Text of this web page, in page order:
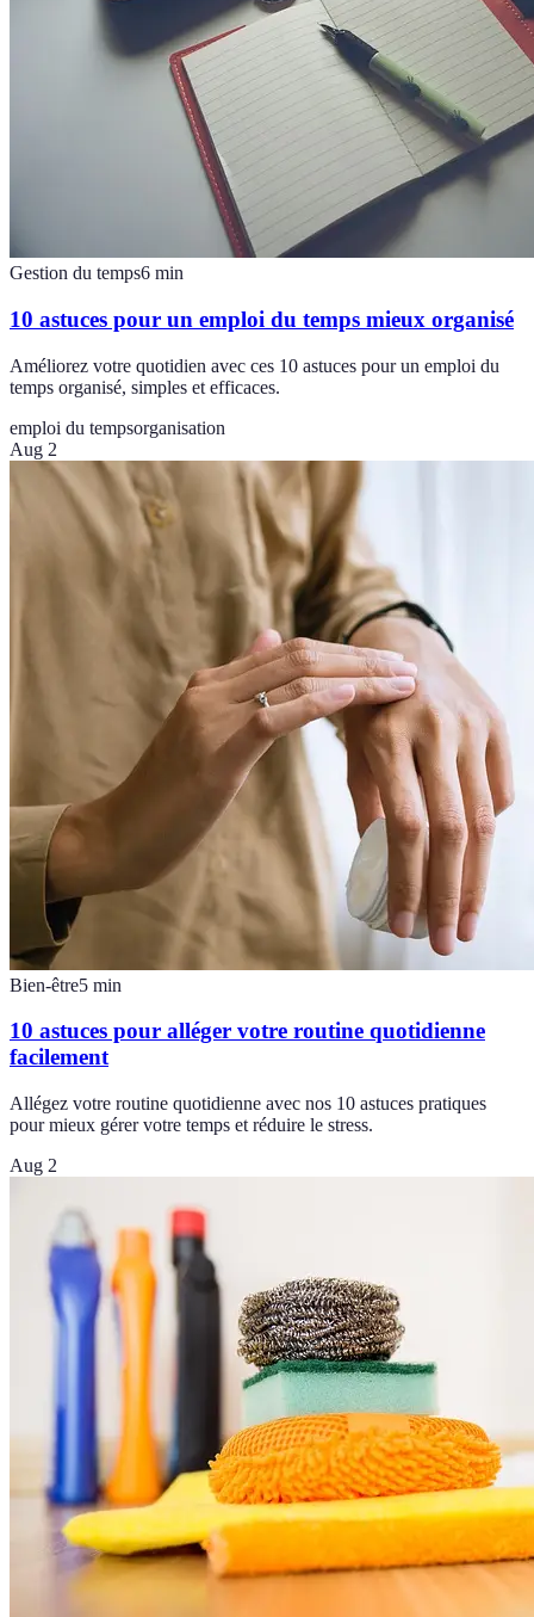
Gestion du temps6 min
10 astuces pour un emploi du temps mieux organisé
Améliorez votre quotidien avec ces 10 astuces pour un emploi du
temps organisé, simples et efficaces.
emploi du tempsorganisation
Aug 2
Bien-être5 min
10 astuces pour alléger votre routine quotidienne
facilement
Allégez votre routine quotidienne avec nos 10 astuces pratiques
pour mieux gérer votre temps et réduire le stress.
Aug 2